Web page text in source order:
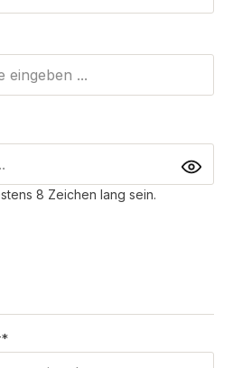
8 Zeichen lang sein.